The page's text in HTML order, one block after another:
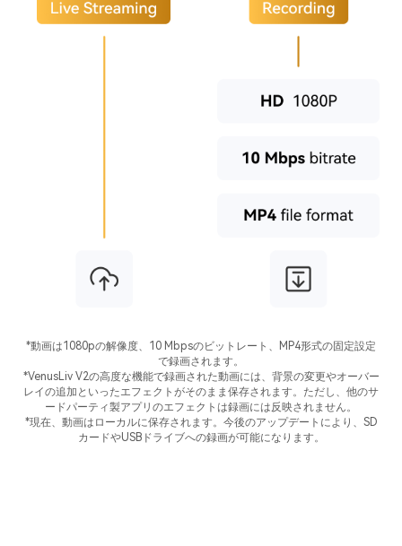
*動画は1080pの解像度、10 Mbpsのビットレート、MP4形式の固定設定
で録画されます。
*VenusLiv V2の高度な機能で録画された動画には、背景の変更やオーバー
レイの追加といったエフェクトがそのまま保存されます。ただし、他のサ
ードパーティ製アプリのエフェクトは録画には反映されません。
*現在、動画はローカルに保存されます。今後のアップデートにより、SD
カードやUSBドライブへの録画が可能になります。